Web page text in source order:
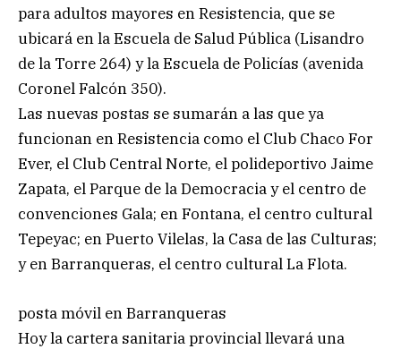
para adultos mayores en Resistencia, que se
ubicará en la Escuela de Salud Pública (Lisandro
de la Torre 264) y la Escuela de Policías (avenida
Coronel Falcón 350).
Las nuevas postas se sumarán a las que ya
funcionan en Resistencia como el Club Chaco For
Ever, el Club Central Norte, el polideportivo Jaime
Zapata, el Parque de la Democracia y el centro de
convenciones Gala; en Fontana, el centro cultural
Tepeyac; en Puerto Vilelas, la Casa de las Culturas;
y en Barranqueras, el centro cultural La Flota.
posta móvil en Barranqueras
Hoy la cartera sanitaria provincial llevará una